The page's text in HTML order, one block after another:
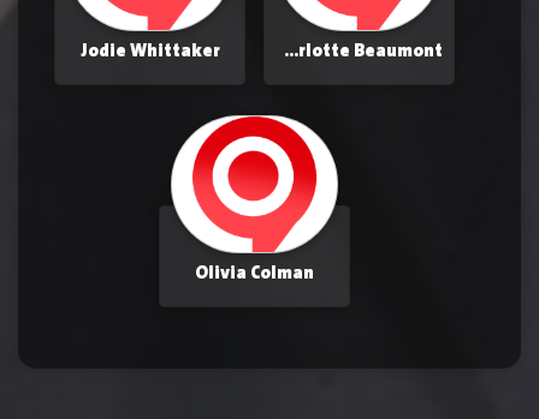
Charlotte Beaumont
Jodie Whittaker
Olivia Colman